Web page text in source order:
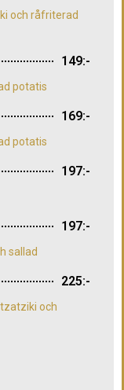
och råfriterad
149:-
potatis
169:-
potatis
197:-
197:-
sallad
225:-
och